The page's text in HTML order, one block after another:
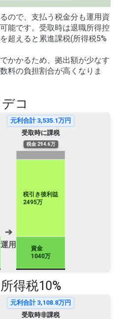
ので、支払う税金分も運用資
能です。受取時は退職所得控
超えると累進課税(所得税5%
かかるため、拠出額が少なす
料の負担割合が高くなりま
コ
➔
運用
元利合計3,535.1万円
受取時に課税
税金 294.6万
税引き後利益
2495万
資金
1040万
得税10%
元利合計3,108.8万円
受取時非課税